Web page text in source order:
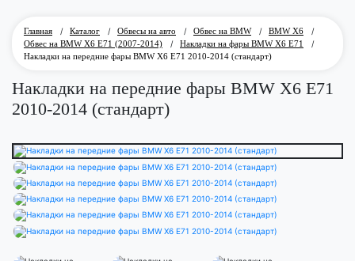
Главная / Каталог / Обвесы на авто / Обвес на BMW / BMW Х6
/
Обвес на BMW X6 E71 (2007-2014)
/ Накладки на фары BMW X6 E71
/
Накладки на передние фары BMW X6 E71 2010-2014 (стандарт)
Накладки на передние фары BMW X6 E71
2010-2014 (стандарт)